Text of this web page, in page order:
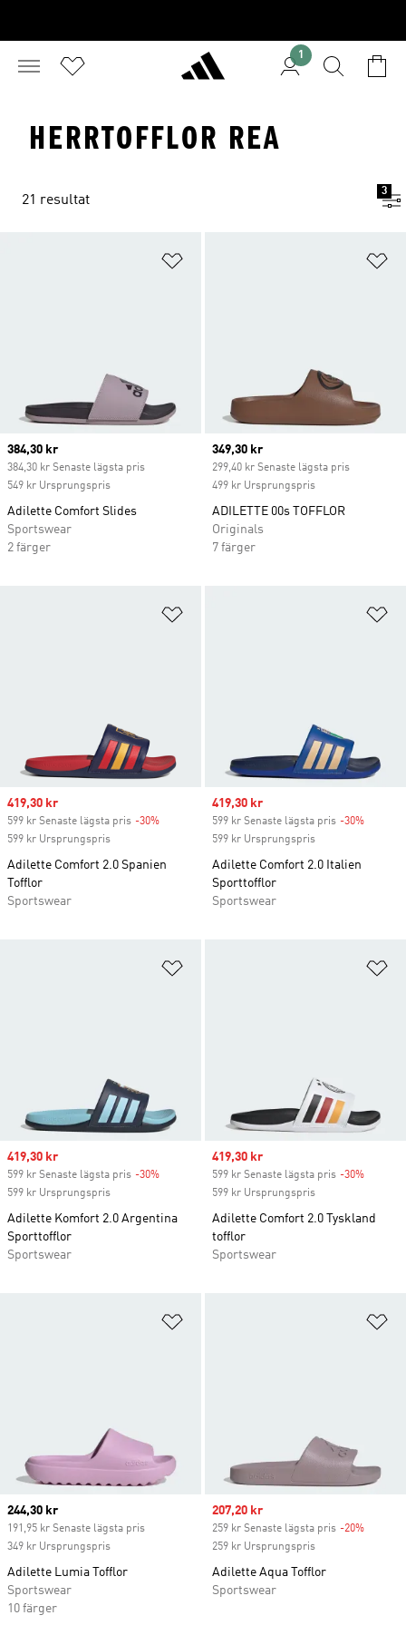
1
HERRTOFFLOR REA
21 resultat
3
Current price
384,30 kr
384,30 kr Senaste lägsta pris
549 kr Ursprungspris
Adilette Comfort Slides
Sportswear
2 färger
Current price
349,30 kr
299,40 kr Senaste lägsta pris
499 kr Ursprungspris
ADILETTE 00s TOFFLOR
Originals
7 färger
Sale price
419,30 kr
599 kr Senaste lägsta pris -30%
599 kr Ursprungspris
Adilette Comfort 2.0 Spanien
Tofflor
Sportswear
Sale price
419,30 kr
599 kr Senaste lägsta pris -30%
599 kr Ursprungspris
Adilette Comfort 2.0 Italien
Sporttofflor
Sportswear
Sale price
419,30 kr
599 kr Senaste lägsta pris -30%
599 kr Ursprungspris
Adilette Komfort 2.0 Argentina
Sporttofflor
Sportswear
Sale price
419,30 kr
599 kr Senaste lägsta pris -30%
599 kr Ursprungspris
Adilette Comfort 2.0 Tyskland
tofflor
Sportswear
Current price
244,30 kr
191,95 kr Senaste lägsta pris
349 kr Ursprungspris
Adilette Lumia Tofflor
Sportswear
10 färger
Sale price
207,20 kr
259 kr Senaste lägsta pris -20%
259 kr Ursprungspris
Adilette Aqua Tofflor
Sportswear